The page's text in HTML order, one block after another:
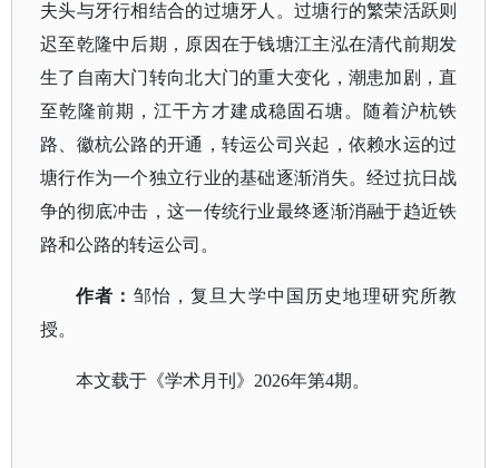
夫头与牙行相结合的过塘牙人。过塘行的繁荣活跃则
迟至乾隆中后期，原因在于钱塘江主泓在清代前期发
生了自南大门转向北大门的重大变化，潮患加剧，直
至乾隆前期，江干方才建成稳固石塘。随着沪杭铁
路、徽杭公路的开通，转运公司兴起，依赖水运的过
塘行作为一个独立行业的基础逐渐消失。经过抗日战
争的彻底冲击，这一传统行业最终逐渐消融于趋近铁
路和公路的转运公司。
作者： 邹怡，复旦大学中国历史地理研究所教
授。
本文载于《学术月刊》 2026年第4期。